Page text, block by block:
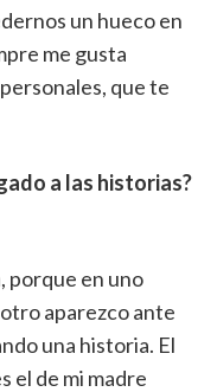
un hueco en
me gusta
que te
a las historias?
porque en uno
aparezco ante
una historia. El
el de mi madre